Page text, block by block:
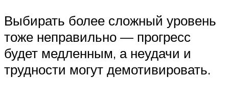
Выбирать более сложный уровень
тоже неправильно — прогресс
будет медленным, а неудачи и
трудности могут демотивировать.